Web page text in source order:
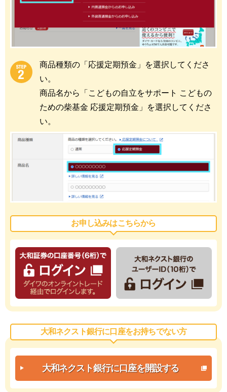
商品種類の「応援定期預金」を選択してくださ
い。
商品名から「こどもの自立をサポート こどもの
ための柴基金 応援定期預金」を選択してくださ
い。
お申し込みはこちらから
大和ネクスト銀行に口座をお持ちでない方
大和ネクスト銀行に口座を開設する